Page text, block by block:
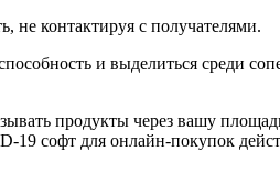
не контактируя с получателями.
и выделиться среди
продукты через вашу
19 софт для онлайн-покупок